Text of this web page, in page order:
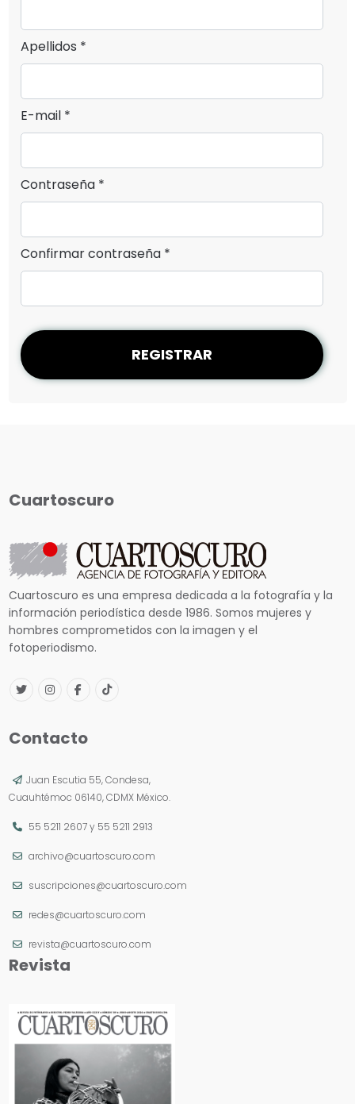
Apellidos *
E-mail *
Contraseña *
Confirmar contraseña *
REGISTRAR
Cuartoscuro
Cuartoscuro es una empresa dedicada a la fotografía y la
información periodística desde 1986. Somos mujeres y
hombres comprometidos con la imagen y el
fotoperiodismo.
Contacto
Juan Escutia 55, Condesa,
Cuauhtémoc 06140, CDMX México.
55 5211 2607y 55 5211 2913
archivo@cuartoscuro.com
suscripciones@cuartoscuro.com
redes@cuartoscuro.com
revista@cuartoscuro.com
Revista